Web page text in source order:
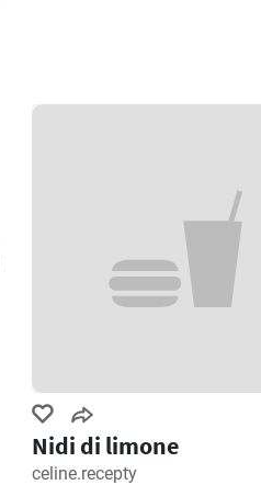
Nidi di limone
celine.recepty